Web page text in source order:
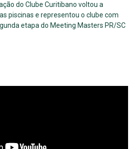
do Clube Curitibano voltou a
piscinas e representou o clube com
etapa do Meeting Masters PR/SC